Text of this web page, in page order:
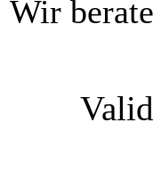
Wir
Valid